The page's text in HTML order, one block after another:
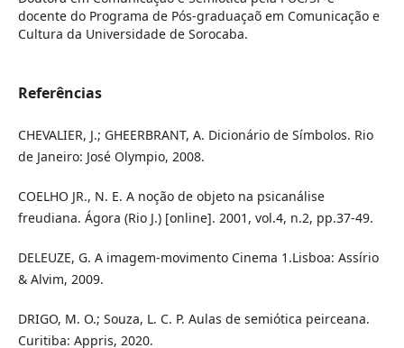
docente do Programa de Pós-graduaçaõ em Comunicação e
Cultura da Universidade de Sorocaba.
Referências
CHEVALIER, J.; GHEERBRANT, A. Dicionário de Símbolos. Rio
de Janeiro: José Olympio, 2008.
COELHO JR., N. E. A noção de objeto na psicanálise
freudiana. Ágora (Rio J.) [online]. 2001, vol.4, n.2, pp.37-49.
DELEUZE, G. A imagem-movimento Cinema 1.Lisboa: Assírio
& Alvim, 2009.
DRIGO, M. O.; Souza, L. C. P. Aulas de semiótica peirceana.
Curitiba: Appris, 2020.